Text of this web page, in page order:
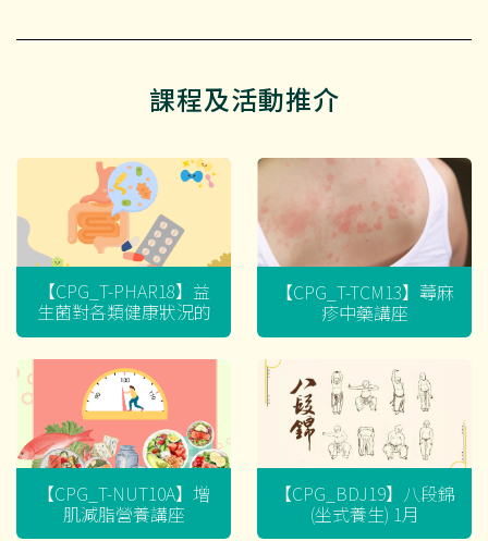
課程及活動推介
【CPG_T-PHAR18】益
生菌對各類健康狀況的
迷思
【CPG_T-TCM13】蕁麻
疹中藥講座
【CPG_T-NUT10A】增
肌減脂營養講座
【CPG_BDJ19】八段錦
(坐式養生) 1月